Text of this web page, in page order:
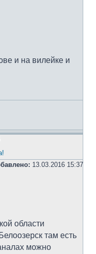
и на вилейке и
13.03.2016 15:37
области
там есть
можно